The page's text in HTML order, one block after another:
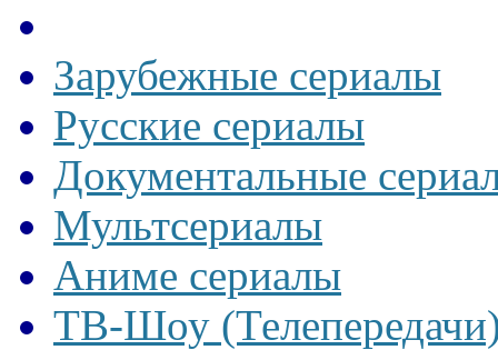
Зарубежные сериалы
Русские сериалы
Документальные
Мультсериалы
Аниме сериалы
ТВ-Шоу